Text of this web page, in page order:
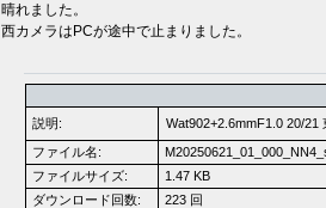
晴れました。
西カメラはPCが途中で止まりました。
説明:
Wat902+2.6mmF1.0 20/21
ファイル名:
ファイルサイズ:
1.47 KB
ダウンロード回数:
223 回